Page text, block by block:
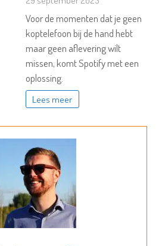
Voor de momenten dat je geen
koptelefoon bij de hand hebt
maar geen aflevering wilt
missen, komt Spotify met een
oplossing.
Lees meer